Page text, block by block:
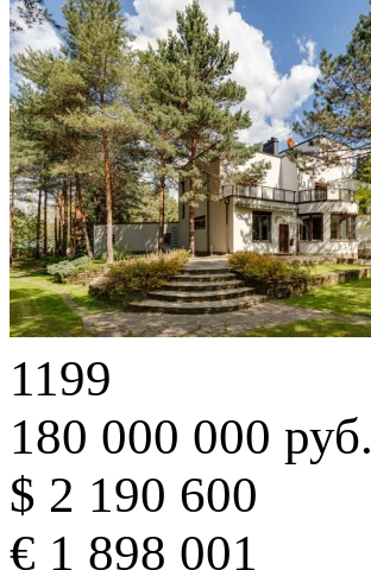
1199
180 000 000 руб.
$ 2 190 600
€ 1 898 001